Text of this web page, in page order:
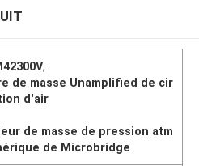
,
de masse Unamplified de cir
d'air
de masse de pression atm
de Microbridge